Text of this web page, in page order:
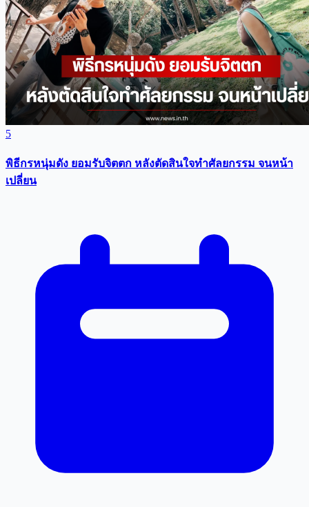
5
พิธีกรหนุ่มดัง ยอมรับจิตตก หลังตัดสินใจทำศัลยกรรม จนหน้า
เปลี่ยน